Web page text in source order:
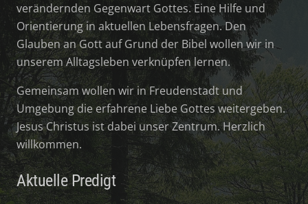
verändernden Gegenwart Gottes. Eine Hilfe und
Orientierung in aktuellen Lebensfragen. Den
Glauben an Gott auf Grund der Bibel wollen wir in
unserem Alltagsleben verknüpfen lernen.
Gemeinsam wollen wir in Freudenstadt und
Umgebung die erfahrene Liebe Gottes weitergeben.
Jesus Christus ist dabei unser Zentrum. Herzlich
willkommen.
Aktuelle Predigt